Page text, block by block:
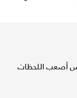
أصعب اللحظات